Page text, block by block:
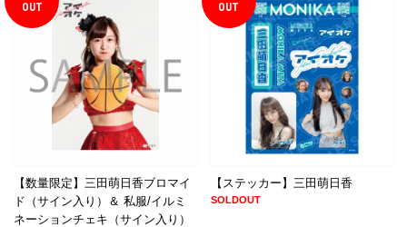
OUT
【数量限定】三田萌日香ブロマイ
ド（サイン入り）＆ 私服/イルミ
ネーションチェキ（サイン入り）
OUT
【ステッカー】三田萌日香
SOLDOUT